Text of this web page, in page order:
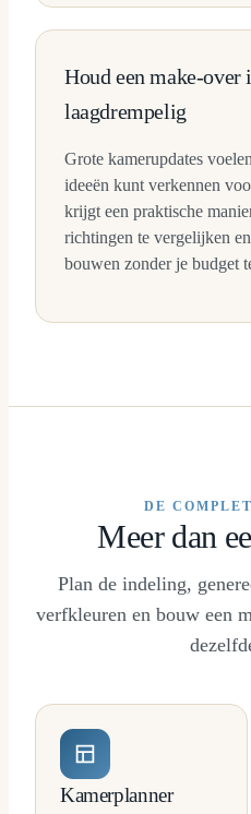
Houd een make-over
laagdrempelig
Grote kamerupdates
ideeën kunt verkennen
krijgt een praktische
richtingen te vergelijken
bouwen zonder je budget
DE
Meer dan
Plan de indeling,
verfkleuren en bouw een
Kamerplanner